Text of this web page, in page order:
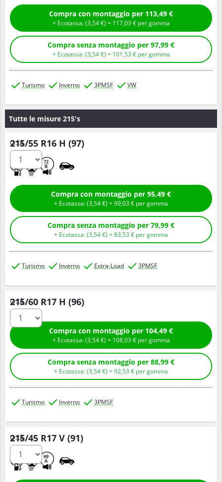
Compra con montaggio per 113,49 €
+ Ecotassa: (3,54€ ) = 117,03€ per gomma
Compra senza montaggio per 97,99 €
+ Ecotassa: (3,54€ ) = 101,53 € per gomma
Turismo Inverno 3PMSF VW
Tutte le misure 215's
215/55 R16 H (97)
72
B
Q.tà
Compra con montaggio per 95,49 €
+ Ecotassa: (3,54€ ) =99,03€ per gomma
Compra senza montaggio per 79,99 €
+ Ecotassa: (3,54€ ) =83,53 € per gomma
Turismo Inverno Extra-Load 3PMSF
215/60 R17 H (96)
Q.tà
Compra con montaggio per 104,49 €
+ Ecotassa: (3,54€ ) = 108,03€ per gomma
Compra senza montaggio per 88,99 €
+ Ecotassa: (3,54€ ) =92,53 € per gomma
Turismo Inverno 3PMSF
215/45 R17 V (91)
69
A
Q.tà